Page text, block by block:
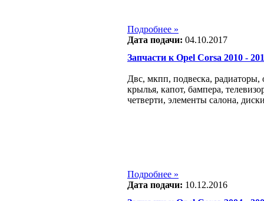
Подробнее »
Дата подачи: 04.10.2017
Запчасти к Opel Corsa 2010 -
Двс, мкпп, подвеска, радиаторы,
крылья, капот, бампера,
четверти, элементы салона,
Подробнее »
Дата подачи: 10.12.2016